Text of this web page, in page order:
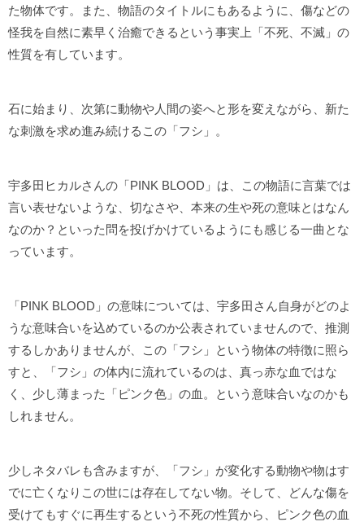
た物体です。また、物語のタイトルにもあるように、傷などの
怪我を自然に素早く治癒できるという事実上「不死、不滅」の
性質を有しています。
石に始まり、次第に動物や人間の姿へと形を変えながら、新た
な刺激を求め進み続けるこの「フシ」。
宇多田ヒカルさんの「PINK BLOOD」は、この物語に言葉では
言い表せないような、切なさや、本来の生や死の意味とはなん
なのか？といった問を投げかけているようにも感じる一曲とな
っています。
「PINK BLOOD」の意味については、宇多田さん自身がどのよ
うな意味合いを込めているのか公表されていませんので、推測
するしかありませんが、この「フシ」という物体の特徴に照ら
すと、「フシ」の体内に流れているのは、真っ赤な血ではな
く、少し薄まった「ピンク色」の血。という意味合いなのかも
しれません。
少しネタバレも含みますが、「フシ」が変化する動物や物はす
でに亡くなりこの世には存在してない物。そして、どんな傷を
受けてもすぐに再生するという不死の性質から、ピンク色の血